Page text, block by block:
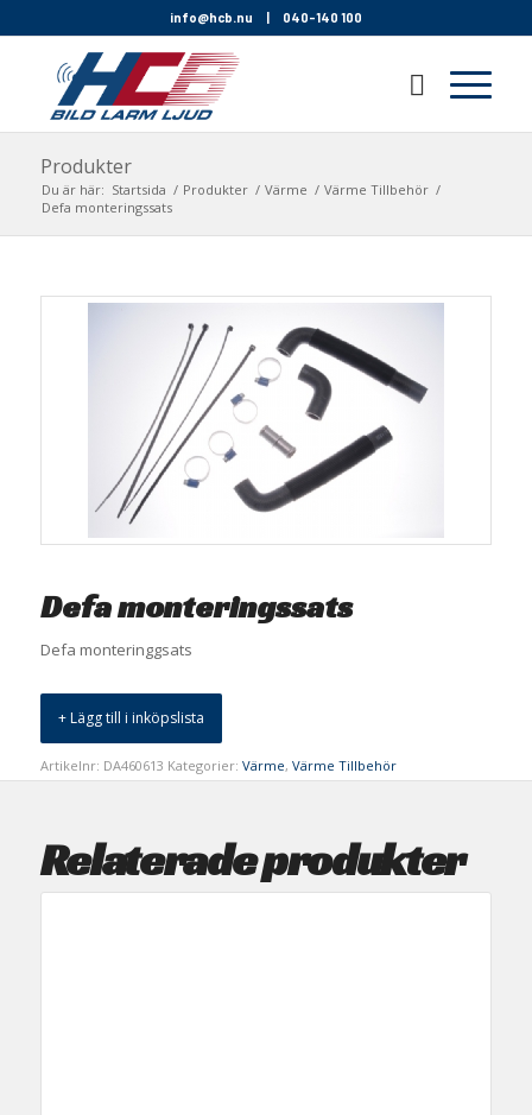
info@hcb.nu | 040-140 100
Produkter
Du är här: Startsida / Produkter / Värme / Värme Tillbehör /
Defa monteringssats
Defa monteringssats
Defa monteringgsats
+ Lägg till i inköpslista
Artikelnr: DA460613 Kategorier: Värme, Värme Tillbehör
Relaterade produkter